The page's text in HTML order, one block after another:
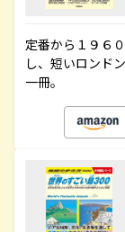
定番から１９６
し、短いロンド
一冊。